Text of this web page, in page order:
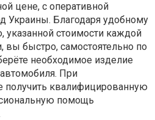
цене, с оперативной
Украины. Благодаря удобному
указанной стоимости каждой
вы быстро, самостоятельно по
необходимое изделие
При
получить квалифицированную
помощь